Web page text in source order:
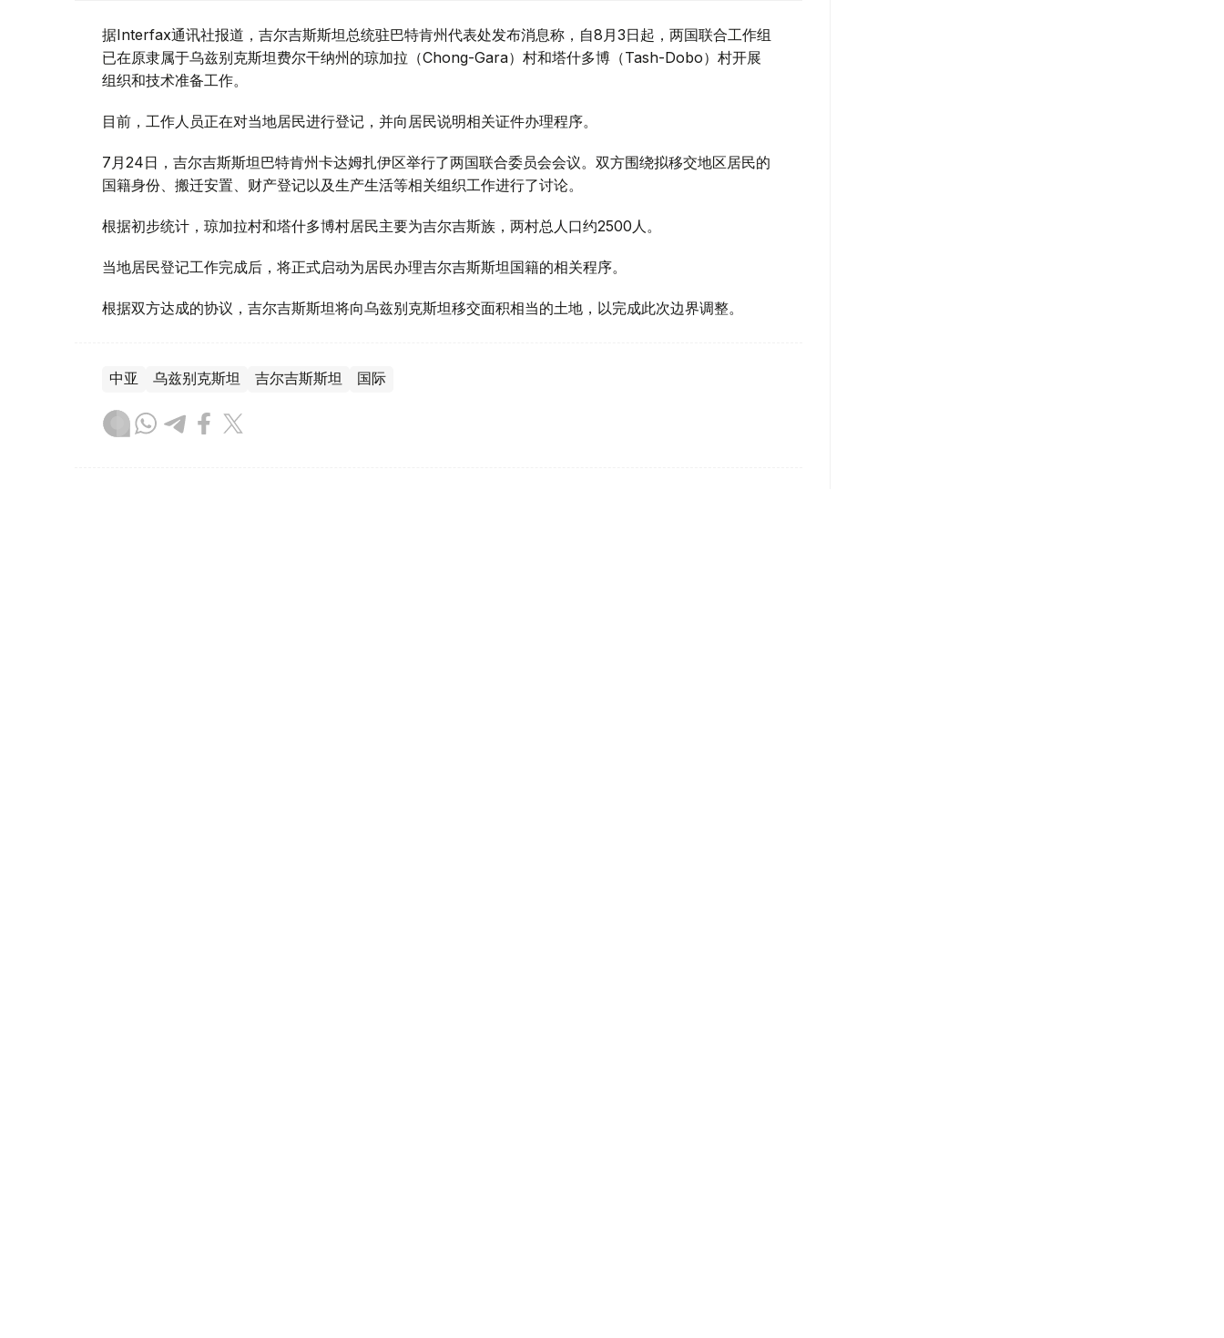
据Interfax通讯社报道，吉尔吉斯斯坦总统驻巴特肯州代表处发布消息称，自8月3日起，两国联合工作组
已在原隶属于乌兹别克斯坦费尔干纳州的琼加拉（Chong-Gara）村和塔什多博（Tash-Dobo）村开展
组织和技术准备工作。
目前，工作人员正在对当地居民进行登记，并向居民说明相关证件办理程序。
7月24日，吉尔吉斯斯坦巴特肯州卡达姆扎伊区举行了两国联合委员会会议。双方围绕拟移交地区居民的
国籍身份、搬迁安置、财产登记以及生产生活等相关组织工作进行了讨论。
根据初步统计，琼加拉村和塔什多博村居民主要为吉尔吉斯族，两村总人口约2500人。
当地居民登记工作完成后，将正式启动为居民办理吉尔吉斯斯坦国籍的相关程序。
根据双方达成的协议，吉尔吉斯斯坦将向乌兹别克斯坦移交面积相当的土地，以完成此次边界调整。
中亚 乌兹别克斯坦 吉尔吉斯斯坦 国际